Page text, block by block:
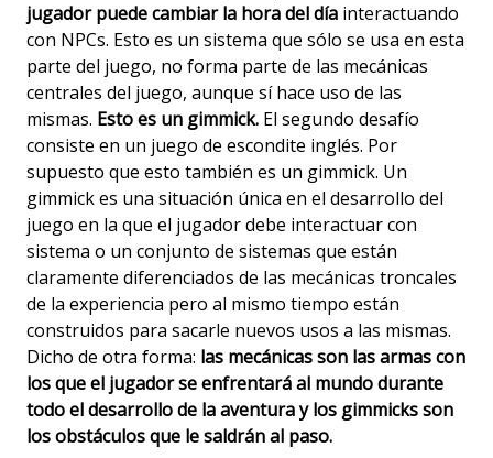
jugador puede cambiar la hora del día interactuando
con NPCs. Esto es un sistema que sólo se usa en esta
parte del juego, no forma parte de las mecánicas
centrales del juego, aunque sí hace uso de las
mismas. Esto es un gimmick. El segundo desafío
consiste en un juego de escondite inglés. Por
supuesto que esto también es un gimmick. Un
gimmick es una situación única en el desarrollo del
juego en la que el jugador debe interactuar con
sistema o un conjunto de sistemas que están
claramente diferenciados de las mecánicas troncales
de la experiencia pero al mismo tiempo están
construidos para sacarle nuevos usos a las mismas.
Dicho de otra forma: las mecánicas son las armas con
los que el jugador se enfrentará al mundo durante
todo el desarrollo de la aventura y los gimmicks son
los obstáculos que le saldrán al paso.